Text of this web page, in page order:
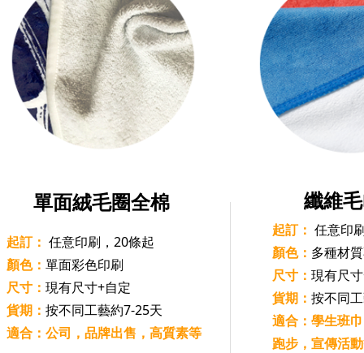
單面絨毛圈全棉 纖維
起訂： 任意印
顏色： 多種材
尺寸： 現有尺
貨期： 按不同
適合：學生班
跑步，宣傳活
起訂： 任意印刷，20條起
顏色： 單面彩色印刷
尺寸： 現有尺寸+自定
貨期： 按不同工藝約7-25天
適合：公司，品牌出售，高質素等